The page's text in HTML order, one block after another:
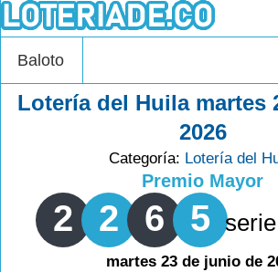
Baloto
Lotería del Huila martes
2026
Categoría: Lotería del
Premio Mayor
2 2 6 5 serie
martes 23 de junio de